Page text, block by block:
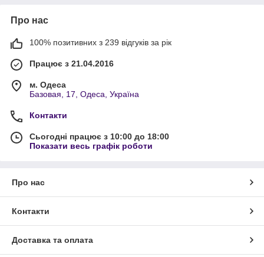
Про нас
100% позитивних з 239 відгуків за рік
Працює з 21.04.2016
м. Одеса
Базовая, 17, Одеса, Україна
Контакти
Сьогодні працює з 10:00 до 18:00
Показати весь графік роботи
Про нас
Контакти
Доставка та оплата